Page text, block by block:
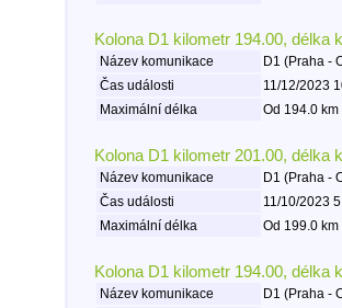
Kolona D1 kilometr 194.00, délka
Název komunikace
D1 (Praha -
Čas události
11/12/2023
Maximální délka
Od 194.0
Kolona D1 kilometr 201.00, délka
Název komunikace
D1 (Praha -
Čas události
11/10/2023
Maximální délka
Od 199.0
Kolona D1 kilometr 194.00, délka
Název komunikace
D1 (Praha -